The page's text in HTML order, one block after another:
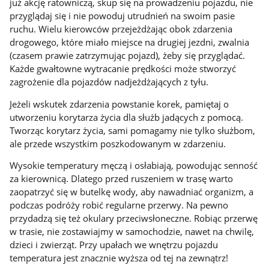
przyglądaj się i nie powoduj utrudnień na swoim pasie
ruchu. Wielu kierowców przejeżdżając obok zdarzenia
drogowego, które miało miejsce na drugiej jezdni, zwalnia
(czasem prawie zatrzymując pojazd), żeby się przyglądać.
Każde gwałtowne wytracanie prędkości może stworzyć
zagrożenie dla pojazdów nadjeżdżających z tyłu.
Jeżeli wskutek zdarzenia powstanie korek, pamiętaj o
utworzeniu korytarza życia dla służb jadących z pomocą.
Tworząc korytarz życia, sami pomagamy nie tylko służbom,
ale przede wszystkim poszkodowanym w zdarzeniu.
Wysokie temperatury męczą i osłabiają, powodując senność
za kierownicą. Dlatego przed ruszeniem w trasę warto
zaopatrzyć się w butelkę wody, aby nawadniać organizm, a
podczas podróży robić regularne przerwy. Na pewno
przydadzą się też okulary przeciwsłoneczne. Robiąc przerwę
w trasie, nie zostawiajmy w samochodzie, nawet na chwilę,
dzieci i zwierząt. Przy upałach we wnętrzu pojazdu
temperatura jest znacznie wyższa od tej na zewnątrz!